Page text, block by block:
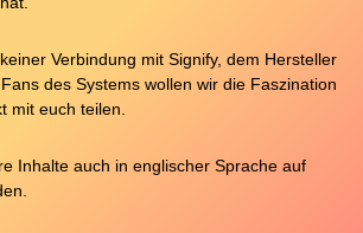
Verbindung mit Signify, dem Hersteller
des Systems wollen wir die Faszination
mit euch teilen.
Inhalte auch in englischer Sprache auf